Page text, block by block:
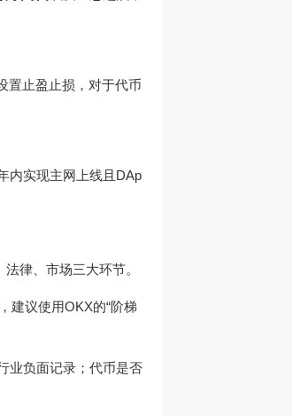
置止盈止损，对于代币
内实现主网上线且DAp
律、市场三大环节。
建议使用OKX的“阶梯
业负面记录；代币是否